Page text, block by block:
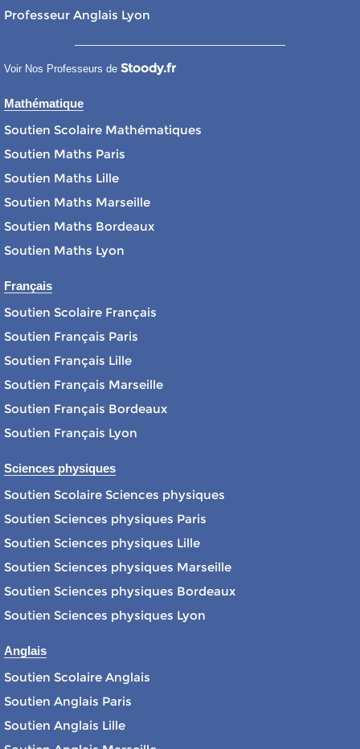
Professeur Anglais Lyon
Voir Nos Professeurs de Stoody.fr
Mathématique
Soutien Scolaire Mathématiques
Soutien Maths Paris
Soutien Maths Lille
Soutien Maths Marseille
Soutien Maths Bordeaux
Soutien Maths Lyon
Français
Soutien Scolaire Français
Soutien Français Paris
Soutien Français Lille
Soutien Français Marseille
Soutien Français Bordeaux
Soutien Français Lyon
Sciences physiques
Soutien Scolaire Sciences physiques
Soutien Sciences physiques Paris
Soutien Sciences physiques Lille
Soutien Sciences physiques Marseille
Soutien Sciences physiques Bordeaux
Soutien Sciences physiques Lyon
Anglais
Soutien Scolaire Anglais
Soutien Anglais Paris
Soutien Anglais Lille